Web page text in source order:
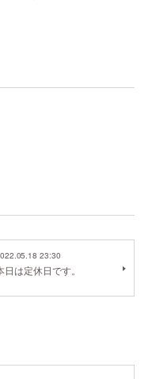
23:30
日は定休日です。